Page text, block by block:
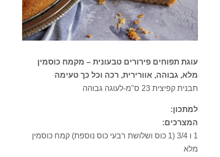
עוגת תפוחים פירורים טבעונית – מקמח כוסמין
מלא, גבוהה, אוורירית, רכה וכל כך טעימה
תבנית קפיצית 23 ס"מ-לעוגה גבוהה
למתכון:
המצרכים:
1 ו 3/4 (1 כוס ושלושת רבעי כוס נוספת) קמח כוסמין
מלא